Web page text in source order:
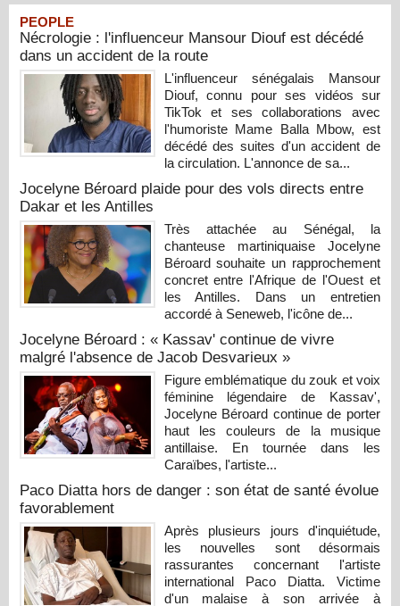
PEOPLE
Nécrologie : l'influenceur Mansour Diouf est décédé
dans un accident de la route
L'influenceur sénégalais Mansour
Diouf, connu pour ses vidéos sur
TikTok et ses collaborations avec
l'humoriste Mame Balla Mbow, est
décédé des suites d'un accident de
la circulation. L'annonce de sa...
Jocelyne Béroard plaide pour des vols directs entre
Dakar et les Antilles
Très attachée au Sénégal, la
chanteuse martiniquaise Jocelyne
Béroard souhaite un rapprochement
concret entre l'Afrique de l'Ouest et
les Antilles. Dans un entretien
accordé à Seneweb, l'icône de...
Jocelyne Béroard : « Kassav' continue de vivre
malgré l'absence de Jacob Desvarieux »
Figure emblématique du zouk et voix
féminine légendaire de Kassav',
Jocelyne Béroard continue de porter
haut les couleurs de la musique
antillaise. En tournée dans les
Caraïbes, l'artiste...
Paco Diatta hors de danger : son état de santé évolue
favorablement
Après plusieurs jours d'inquiétude,
les nouvelles sont désormais
rassurantes concernant l'artiste
international Paco Diatta. Victime
d'un malaise à son arrivée à